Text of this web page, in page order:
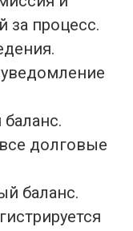
за процесс.
долговые
баланс.